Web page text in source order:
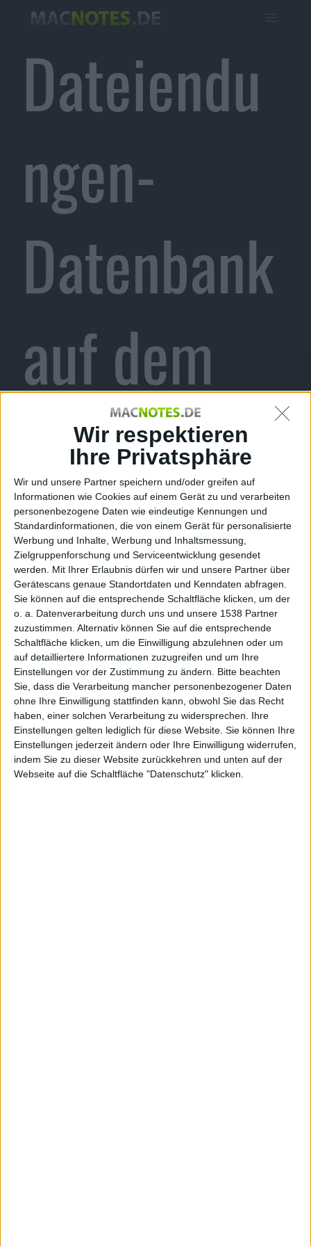
Wir respektieren
Ihre Privatsphäre
Wir und unsere Partner speichern und/oder greifen auf
Informationen wie Cookies auf einem Gerät zu und verarbeiten
personenbezogene Daten wie eindeutige Kennungen und
Standardinformationen, die von einem Gerät für personalisierte
Werbung und Inhalte, Werbung und Inhaltsmessung,
Zielgruppenforschung und Serviceentwicklung gesendet
werden.
Mit Ihrer Erlaubnis dürfen wir und unsere Partner über
Gerätescans genaue Standortdaten und Kenndaten abfragen.
Sie können auf die entsprechende Schaltfläche klicken, um der
o. a. Datenverarbeitung durch uns und unsere 1538 Partner
zuzustimmen. Alternativ können Sie auf die entsprechende
Schaltfläche klicken, um die Einwilligung abzulehnen oder um
auf detailliertere Informationen zuzugreifen und um Ihre
Einstellungen vor der Zustimmung zu ändern.
Bitte beachten
Sie, dass die Verarbeitung mancher personenbezogener Daten
ohne Ihre Einwilligung stattfinden kann, obwohl Sie das Recht
haben, einer solchen Verarbeitung zu widersprechen. Ihre
Einstellungen gelten lediglich für diese Website. Sie können Ihre
Einstellungen jederzeit ändern oder Ihre Einwilligung widerrufen,
indem Sie zu dieser Website zurückkehren und unten auf der
Webseite auf die Schaltfläche "Datenschutz" klicken.
Dateiendu
ngen-
Datenbank
auf dem
iPhone
Alexander Trust, den 2. Januar 2010
endungen.de –
Screenshot
Die gängigsten Dateiendungen wie
beispielsweise .gif , .pdf
.exe oder .jpg kennt jeder
von uns. Aber was genau verbirgt
sich hinter anderen Dateiendungen
wie
.nrg genau? DieiPhone
„endungen.de“ zur gleichnamigen
Webseite bietet Nutzern jederzeit
die Möglichkeit der Abfrage.
Funktioniert offline
Mit diesem Programm kann man nach unbekannten
Dateiendungen suchen. Dazu ist nicht einmal eine
aktive Internet- oder 3G-Verbindung notwendig, denn
die App greift auf die lokale Offline-Datenbank mit über